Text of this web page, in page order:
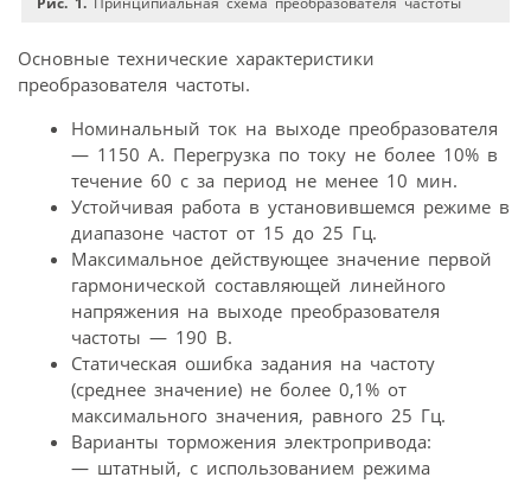
Основные технические характеристики
преобразователя частоты.
Номинальный ток на выходе преобразователя
— 1150 А. Перегрузка по току не более 10% в
течение 60 с за период не менее 10 мин.
Устойчивая работа в установившемся режиме в
диапазоне частот от 15 до 25 Гц.
Максимальное действующее значение первой
гармонической составляющей линейного
напряжения на выходе преобразователя
частоты — 190 В.
Статическая ошибка задания на частоту
(среднее значение) не более 0,1% от
максимального значения, равного 25 Гц.
Варианты торможения электропривода:
— штатный, с использованием режима